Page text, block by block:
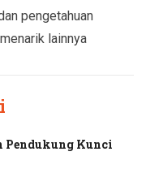
pengetahuan
lainnya
Pendukung Kunci